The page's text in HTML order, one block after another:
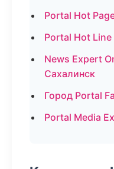
Portal Hot
Portal Hot
News Expert
Сахалинск
Город Portal
Portal Media